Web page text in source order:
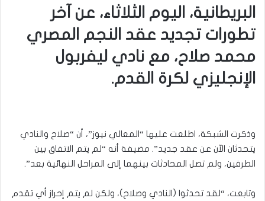
البريطانية، اليوم الثلاثاء، عن آخر
تطورات تجديد عقد النجم المصري
محمد صلاح، مع نادي ليفربول
الإنجليزي لكرة القدم.
وذكرت الشبكة، اطلعت عليها “المعالي نيوز”، أن “صلاح والنادي
يتحدثان الآن عن عقد جديد”. مضيفة أنه “لم يتم الاتفاق بين
الطرفين، ولم تصل المحادثات بينهما إلى المراحل النهائية بعد”.
وتابعت، “لقد تحدثوا (النادي وصلاح)، ولكن لم يتم إحراز أي تقدم